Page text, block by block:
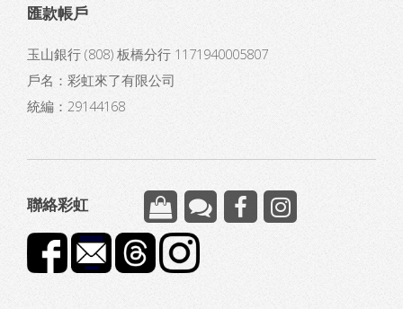
匯款帳戶
玉山銀行 (808) 板橋分行 1171940005807
戶名：彩虹來了有限公司
統編：29144168
聯絡彩虹